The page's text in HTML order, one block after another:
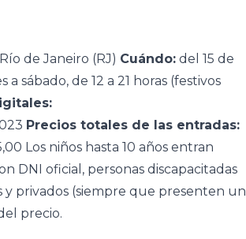
de Janeiro (RJ) Cuándo: del 15 de
a sábado, de 12 a 21 horas (festivos
Precios totales de las entradas:
Los niños hasta 10 años entran
DNI oficial, personas discapacitadas
privados (siempre que presenten un
precio.